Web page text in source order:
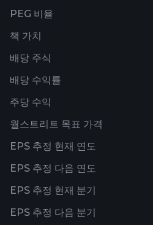
PEG 비율
책 가치
배당 주식
배당 수익률
주당 수익
월스트리트 목표 가격
EPS 추정 현재 연도
EPS 추정 다음 연도
EPS 추정 현재 분기
EPS 추정 다음 분기